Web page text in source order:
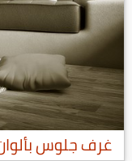
غرف جلوس